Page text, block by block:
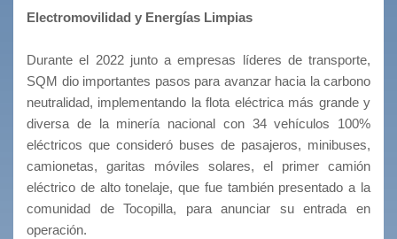
Electromovilidad y Energías Limpias
Durante el 2022 junto a empresas líderes de transporte,
SQM dio importantes pasos para avanzar hacia la carbono
neutralidad, implementando la flota eléctrica más grande y
diversa de la minería nacional con 34 vehículos 100%
eléctricos que consideró buses de pasajeros, minibuses,
camionetas, garitas móviles solares, el primer camión
eléctrico de alto tonelaje, que fue también presentado a la
comunidad de Tocopilla, para anunciar su entrada en
operación.